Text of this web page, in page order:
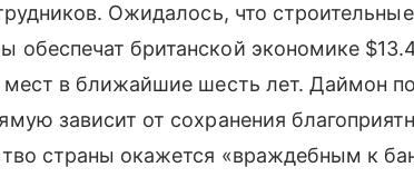
Ожидалось, что
обеспечат британской экономике
в ближайшие шесть лет. Даймон
зависит от сохранения
страны окажется «враждебным к